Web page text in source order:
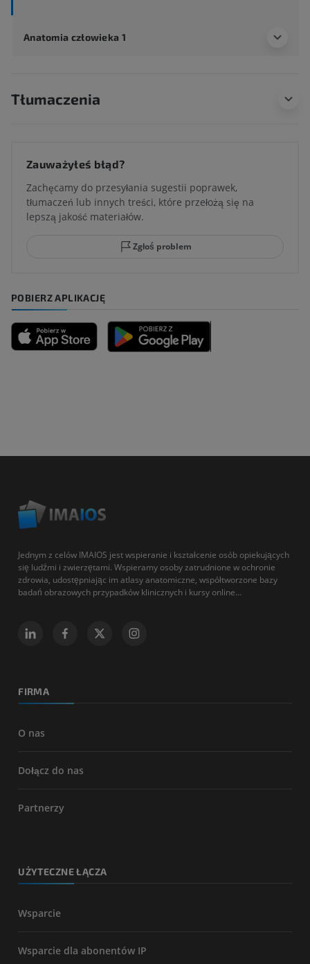
Anatomia człowieka 1
Tłumaczenia
Zauważyłeś błąd?
Zachęcamy do przesyłania sugestii poprawek,
tłumaczeń lub innych treści, które przełożą się na
lepszą jakość materiałów.
Zgłoś problem
POBIERZ APLIKACJĘ
Jednym z celów IMAIOS jest wspieranie i kształcenie osób opiekujących
się ludźmi i zwierzętami. Wspieramy osoby zatrudnione w ochronie
zdrowia, udostępniając im atlasy anatomiczne, współtworzone bazy
badań obrazowych przypadków klinicznych i kursy online...
FIRMA
O nas
Dołącz do nas
Partnerzy
UŻYTECZNE ŁĄCZA
Wsparcie
Wsparcie dla abonentów IP